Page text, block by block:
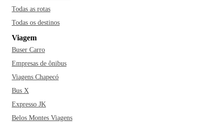
Todas as rotas
Todas os destinos
Viagem
Buser Carro
Empresas de ônibus
Viagens Chapecó
Bus X
Expresso JK
Belos Montes Viagens